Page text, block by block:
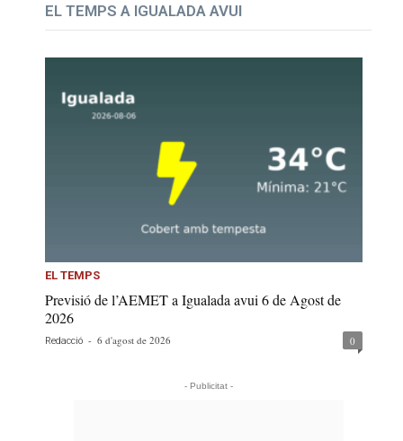
EL TEMPS A IGUALADA AVUI
EL TEMPS
Previsió de l’AEMET a Igualada avui 6 de Agost de
2026
Redacció - 6 d'agost de 2026 0
- Publicitat -